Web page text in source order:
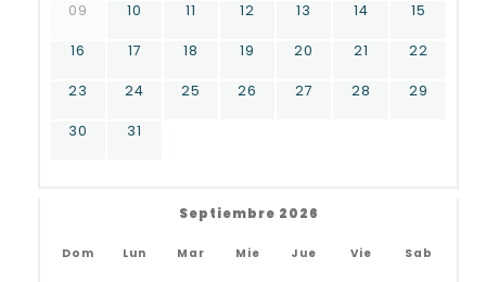
09 10 11 12 13 14 15
16 17 18 19 20 21 22
23 24 25 26 27 28 29
30 31
Septiembre 2026
Dom Lun Mar Mie Jue Vie Sab